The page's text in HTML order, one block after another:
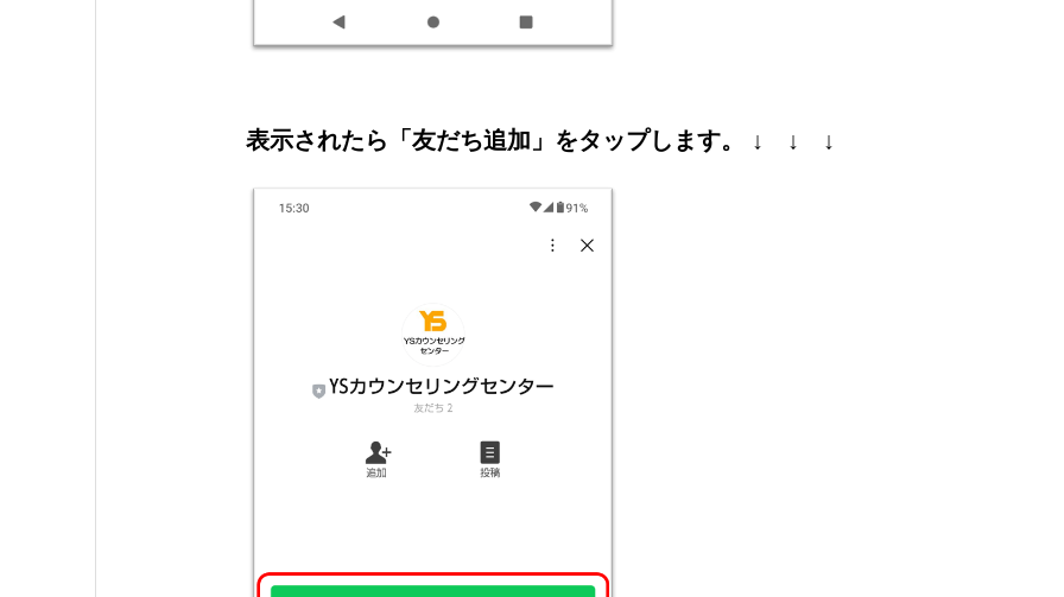
表示されたら「友だち追加」をタップします。 ↓ ↓ ↓